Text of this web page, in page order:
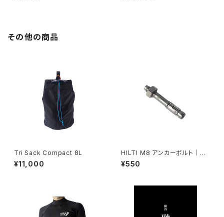
その他の商品
Tri Sack Compact 8L
¥11,000
HILTI M8 アンカーボルト｜SU
S316
¥550